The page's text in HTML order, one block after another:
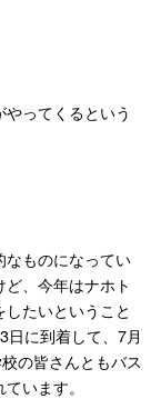
ってくるという
なものになってい
、今年はナホト
たいということ
日に到着して、7月
の皆さんともバス
います。